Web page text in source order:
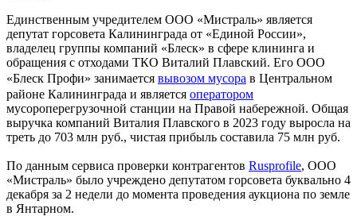
Единственным учредителем ООО «Мистраль» является
депутат горсовета Калининграда от «Единой России»,
владелец группы компаний «Блеск» в сфере клининга и
обращения с отходами ТКО Виталий Плавский. Его ООО
«Блеск Профи» занимается вывозом мусора в Центральном
районе Калининграда и является оператором
мусороперегрузочной станции на Правой набережной. Общая
выручка компаний Виталия Плавского в 2023 году выросла на
треть до 703 млн руб., чистая прибыль составила 75 млн руб.
По данным сервиса проверки контрагентов Rusprofile, ООО
«Мистраль» было учреждено депутатом горсовета буквально 4
декабря за 2 недели до момента проведения аукциона по земле
в Янтарном.